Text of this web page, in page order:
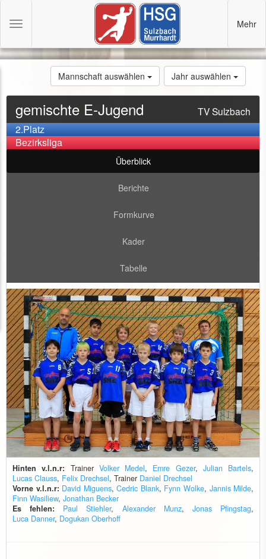
Mannschaft auswählen Jahr auswählen
gemischte E-Jugend TV Sulzbach
2.Platz
Bezirksliga
Überblick
Berichte
Formkurve
Kader
Tabelle
Hinten v.l.n.r: Trainer Volker Medel, Emre Gezer, Julian Bartels,
Lucas Clauss, Felix Drechsel, Trainer Daniel Drechsel
Vorne v.l.n.r: David Miguens,Cedric Blank, Fynn Wolke, Jannis Milde,
Finn Wasiliew, Jonathan Becker
Es fehlen:
Paul Stiehler, Alexander Munz, Jonas Pfingstag,
Luca Danner, Dogukan Oberhoff
Toggle
Mehr